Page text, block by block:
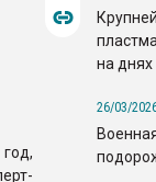
на днях
26/03/